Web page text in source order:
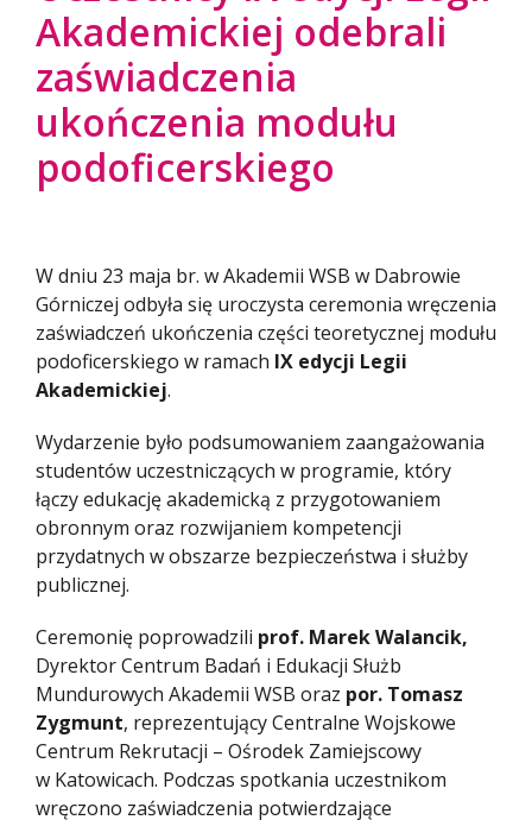
Akademickiej odebrali
zaświadczenia
ukończenia modułu
podoficerskiego
W dniu 23 maja br. w Akademii WSB w Dabrowie
Górniczej odbyła się uroczysta ceremonia wręczenia
zaświadczeń ukończenia części teoretycznej modułu
podoficerskiego w ramach IX edycji Legii
Akademickiej.
Wydarzenie było podsumowaniem zaangażowania
studentów uczestniczących w programie, który
łączy edukację akademicką z przygotowaniem
obronnym oraz rozwijaniem kompetencji
przydatnych w obszarze bezpieczeństwa i służby
publicznej.
Ceremonię poprowadzili prof. Marek Walancik,
Dyrektor Centrum Badań i Edukacji Służb
Mundurowych Akademii WSB oraz por. Tomasz
Zygmunt, reprezentujący Centralne Wojskowe
Centrum Rekrutacji – Ośrodek Zamiejscowy
w Katowicach. Podczas spotkania uczestnikom
wręczono zaświadczenia potwierdzające